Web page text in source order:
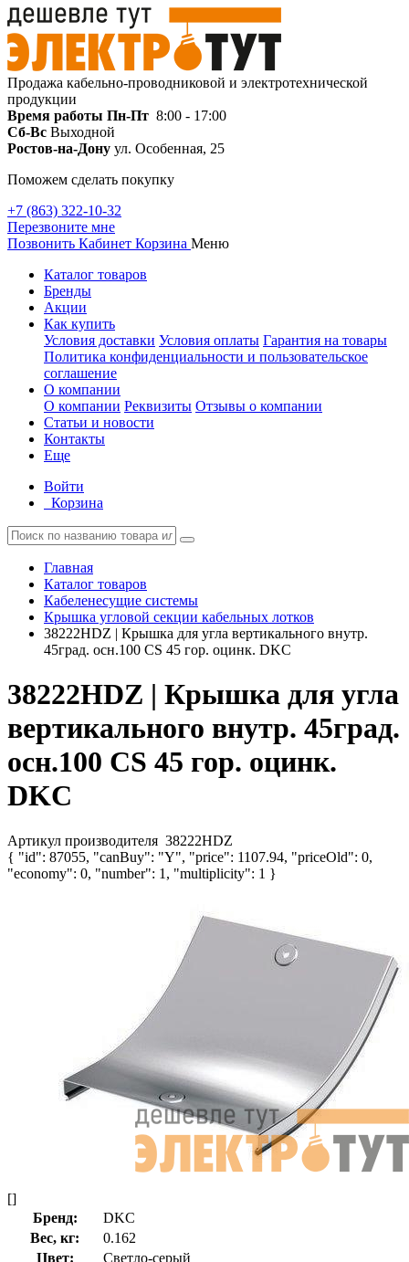
Продажа кабельно-проводниковой и электротехнической
продукции
Время работы Пн-Пт 8:00 - 17:00
Сб-Вс Выходной
Ростов-на-Дону ул. Особенная, 25
Поможем сделать покупку
+7 (863) 322-10-32
Перезвоните мне
Позвонить Кабинет Корзина Меню
Каталог товаров
Бренды
Акции
Как купить
Условия доставки Условия оплаты Гарантия на товары
Политика конфиденциальности и пользовательское
соглашение
О компании
О компании Реквизиты Отзывы о компании
Статьи и новости
Контакты
Еще
Войти
Корзина
Главная
Каталог товаров
Кабеленесущие системы
Крышка угловой секции кабельных лотков
38222HDZ | Крышка для угла вертикального внутр.
45град. осн.100 CS 45 гор. оцинк. DKC
38222HDZ | Крышка для угла
вертикального внутр. 45град.
осн.100 CS 45 гор. оцинк.
DKC
Артикул производителя 38222HDZ
{ "id": 87055, "canBuy": "Y", "price": 1107.94, "priceOld": 0,
"economy": 0, "number": 1, "multiplicity": 1 }
[]
Бренд:
DKC
Вес, кг:
0.162
Цвет:
Светло-серый